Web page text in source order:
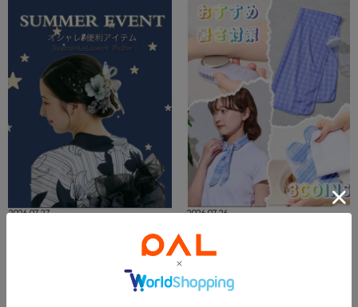
2026.07.27
ららぽーと富士見店スタッフ
2026.07.26